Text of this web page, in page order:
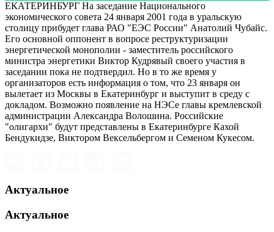
ЕКАТЕРИНБУРГ На заседание Национального
экономического совета 24 января 2001 года в уральскую
столицу прибудет глава РАО "ЕЭС России" Анатолий Чубайс.
Его основной оппонент в вопросе реструктуризации
энергетической монополии - заместитель российского
министра энергетики Виктор Кудрявый своего участия в
заседании пока не подтвердил. Но в то же время у
организаторов есть информация о том, что 23 января он
вылетает из Москвы в Екатеринбург и выступит в среду с
докладом. Возможно появление на НЭСе главы кремлевской
администрации Александра Волошина. Российские
"олигархи" будут представлены в Екатеринбурге Кахой
Бендукидзе, Виктором Вексельбергом и Семеном Кукесом.
Актуальное
Актуальное